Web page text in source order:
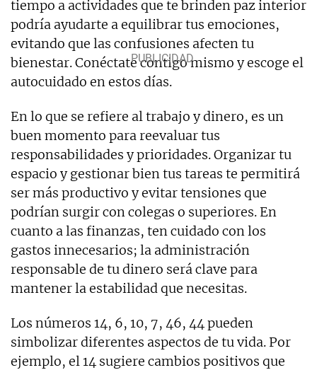
tiempo a actividades que te brinden paz interior
podría ayudarte a equilibrar tus emociones,
evitando que las confusiones afecten tu
bienestar. Conéctate contigo mismo y escoge el
autocuidado en estos días.
En lo que se refiere al trabajo y dinero, es un
buen momento para reevaluar tus
responsabilidades y prioridades. Organizar tu
espacio y gestionar bien tus tareas te permitirá
ser más productivo y evitar tensiones que
podrían surgir con colegas o superiores. En
cuanto a las finanzas, ten cuidado con los
gastos innecesarios; la administración
responsable de tu dinero será clave para
mantener la estabilidad que necesitas.
Los números 14, 6, 10, 7, 46, 44 pueden
simbolizar diferentes aspectos de tu vida. Por
ejemplo, el 14 sugiere cambios positivos que